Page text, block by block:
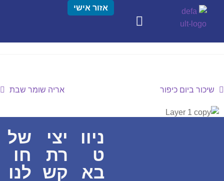
אזור אישי
שיכור ביום כיפור אריה שומר שבת
ניוו
ט
בא
יצי
רת
קש
של
חו
לנו